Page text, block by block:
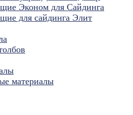
Эконом для Сайдинга
для cайдинга Элит
материалы